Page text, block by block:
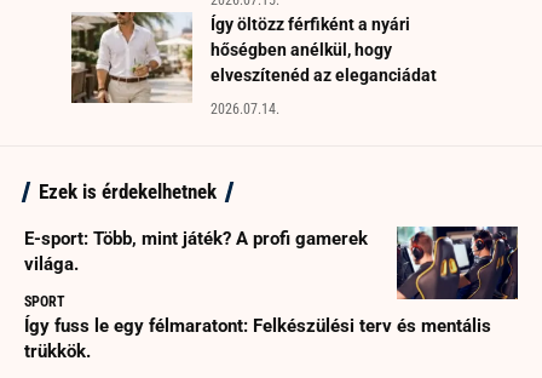
Így öltözz férfiként a nyári
hőségben anélkül, hogy
elveszítenéd az eleganciádat
2026.07.14.
Ezek is érdekelhetnek
E-sport: Több, mint játék? A profi gamerek
világa.
SPORT
Így fuss le egy félmaratont: Felkészülési terv és mentális
trükkök.